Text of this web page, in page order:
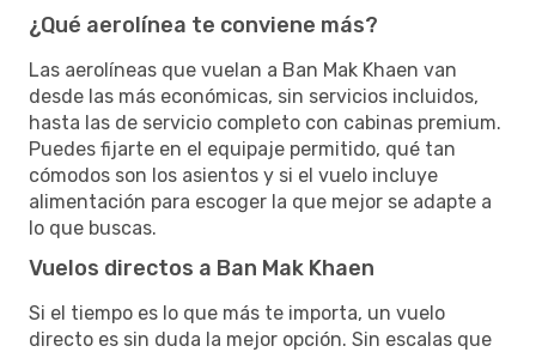
¿Qué aerolínea te conviene más?
Las aerolíneas que vuelan a Ban Mak Khaen van
desde las más económicas, sin servicios incluidos,
hasta las de servicio completo con cabinas premium.
Puedes fijarte en el equipaje permitido, qué tan
cómodos son los asientos y si el vuelo incluye
alimentación para escoger la que mejor se adapte a
lo que buscas.
Vuelos directos a Ban Mak Khaen
Si el tiempo es lo que más te importa, un vuelo
directo es sin duda la mejor opción. Sin escalas que